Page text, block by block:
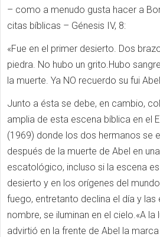
– como a menudo gusta hacer a
citas bíblicas – Génesis IV, 8:
«Fue en el primer desierto. Dos
piedra. No hubo un grito.Hubo
la muerte. Ya NO recuerdo su fui
Junto a ésta se debe, en cambio,
amplia de esta escena bíblica en el
(1969) donde los dos hermanos se
después de la muerte de Abel en
escatológico, incluso si la escena
desierto y en los orígenes del
fuego, entretanto declina el día y las
nombre, se iluminan en el cielo.«A la
advirtió en la frente de Abel la